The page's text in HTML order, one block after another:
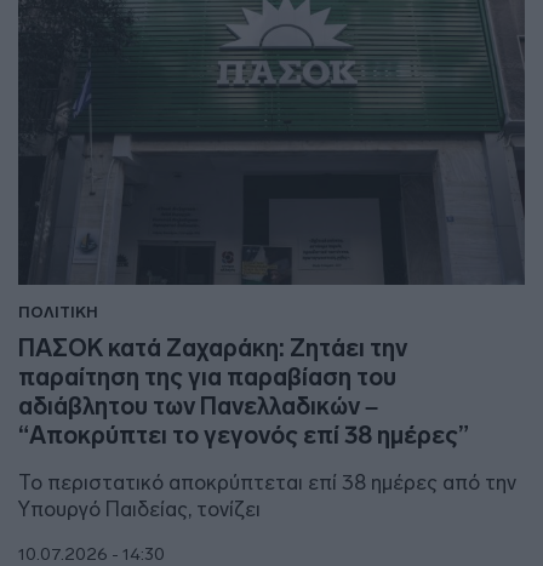
ΠΟΛΙΤΙΚΗ
ΠΑΣΟΚ κατά Ζαχαράκη: Ζητάει την
παραίτηση της για παραβίαση του
αδιάβλητου των Πανελλαδικών –
“Αποκρύπτει το γεγονός επί 38 ημέρες”
Το περιστατικό αποκρύπτεται επί 38 ημέρες από την
Υπουργό Παιδείας, τονίζει
10.07.2026 - 14:30